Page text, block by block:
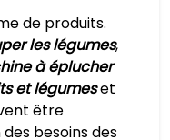
de produits.
les légumes,
à éplucher
et légumeset
être
besoins des